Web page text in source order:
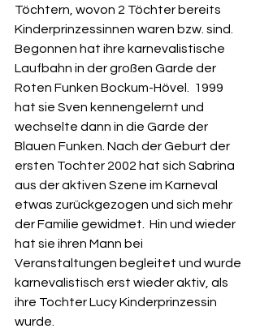
Töchtern, wovon 2 Töchter bereits
Kinderprinzessinnen waren bzw. sind.
Begonnen hat ihre karnevalistische
Laufbahn in der großen Garde der
Roten Funken Bockum-Hövel.  1999
hat sie Sven kennengelernt und
wechselte dann in die Garde der
Blauen Funken. Nach der Geburt der
ersten Tochter 2002 hat sich Sabrina
aus der aktiven Szene im Karneval
etwas zurückgezogen und sich mehr
der Familie gewidmet.  Hin und wieder
hat sie ihren Mann bei
Veranstaltungen begleitet und wurde
karnevalistisch erst wieder aktiv, als
ihre Tochter Lucy Kinderprinzessin
wurde.